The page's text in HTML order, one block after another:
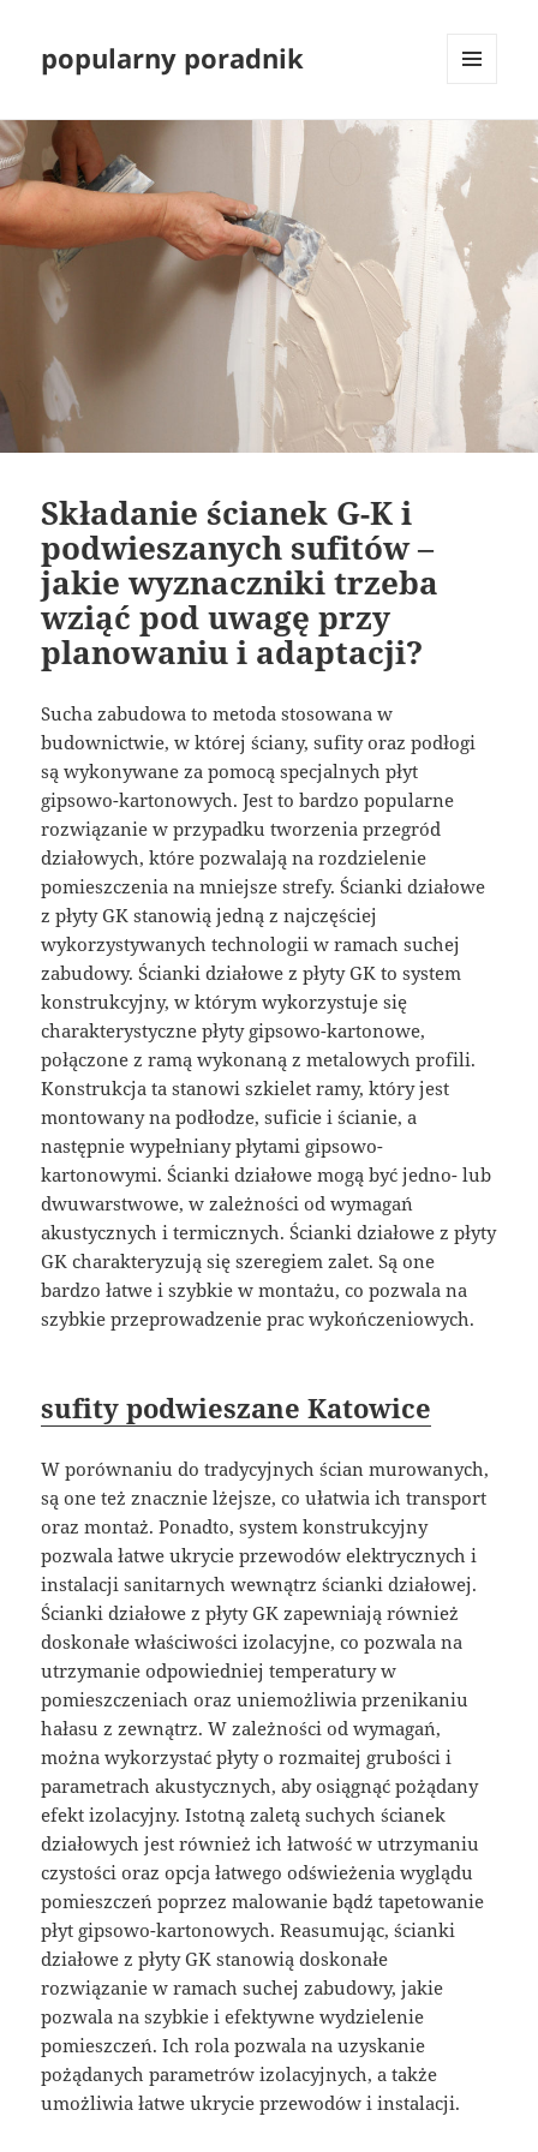
popularny poradnik
WIDGETY
Składanie ścianek G-K i
podwieszanych sufitów –
jakie wyznaczniki trzeba
wziąć pod uwagę przy
planowaniu i adaptacji?
Sucha zabudowa to metoda stosowana w
budownictwie, w której ściany, sufity oraz podłogi
są wykonywane za pomocą specjalnych płyt
gipsowo-kartonowych. Jest to bardzo popularne
rozwiązanie w przypadku tworzenia przegród
działowych, które pozwalają na rozdzielenie
pomieszczenia na mniejsze strefy. Ścianki działowe
z płyty GK stanowią jedną z najczęściej
wykorzystywanych technologii w ramach suchej
zabudowy. Ścianki działowe z płyty GK to system
konstrukcyjny, w którym wykorzystuje się
charakterystyczne płyty gipsowo-kartonowe,
połączone z ramą wykonaną z metalowych profili.
Konstrukcja ta stanowi szkielet ramy, który jest
montowany na podłodze, suficie i ścianie, a
następnie wypełniany płytami gipsowo-
kartonowymi. Ścianki działowe mogą być jedno- lub
dwuwarstwowe, w zależności od wymagań
akustycznych i termicznych. Ścianki działowe z płyty
GK charakteryzują się szeregiem zalet. Są one
bardzo łatwe i szybkie w montażu, co pozwala na
szybkie przeprowadzenie prac wykończeniowych.
sufity podwieszane Katowice
W porównaniu do tradycyjnych ścian murowanych,
są one też znacznie lżejsze, co ułatwia ich transport
oraz montaż. Ponadto, system konstrukcyjny
pozwala łatwe ukrycie przewodów elektrycznych i
instalacji sanitarnych wewnątrz ścianki działowej.
Ścianki działowe z płyty GK zapewniają również
doskonałe właściwości izolacyjne, co pozwala na
utrzymanie odpowiedniej temperatury w
pomieszczeniach oraz uniemożliwia przenikaniu
hałasu z zewnątrz. W zależności od wymagań,
można wykorzystać płyty o rozmaitej grubości i
parametrach akustycznych, aby osiągnąć pożądany
efekt izolacyjny. Istotną zaletą suchych ścianek
działowych jest również ich łatwość w utrzymaniu
czystości oraz opcja łatwego odświeżenia wyglądu
pomieszczeń poprzez malowanie bądź tapetowanie
płyt gipsowo-kartonowych. Reasumując, ścianki
działowe z płyty GK stanowią doskonałe
rozwiązanie w ramach suchej zabudowy, jakie
pozwala na szybkie i efektywne wydzielenie
pomieszczeń. Ich rola pozwala na uzyskanie
pożądanych parametrów izolacyjnych, a także
umożliwia łatwe ukrycie przewodów i instalacji.